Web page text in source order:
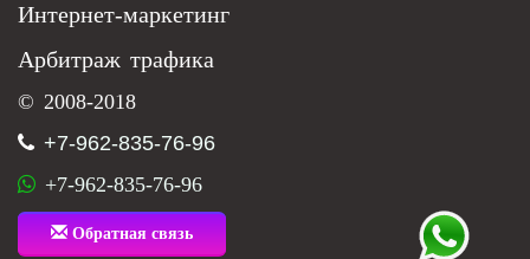
Интернет-маркетинг
Арбитраж трафика
© 2008-2018
+7-962-835-76-96
+7-962-835-76-96
Обратная связь